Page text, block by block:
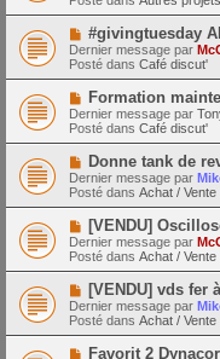
g
m
e
s
s
a
g
e
v
a
u
m
e
s
a
g
e
N
o
u
v
e
a
u
m
e
s
a
g
e
#givingtuesday
Dernier message par
Posté dans Café discut'
N
o
u
v
e
a
u
m
e
s
a
g
e
Formation
Dernier message par
Posté dans Café discut'
N
o
u
v
e
u
m
e
s
a
g
e
Donne tank de
Dernier message par
Posté dans Achat / Vente
N
o
u
v
e
u
m
e
[VENDU]
Dernier message par
Posté dans Achat / Vente
N
o
u
v
e
[VENDU] vds fer
Dernier message par
Posté dans Achat / Vente
NFavorit 2